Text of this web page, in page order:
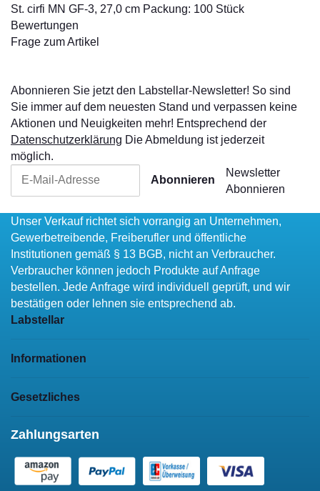
St. cirfi MN GF-3, 27,0 cm Packung: 100 Stück
Bewertungen
Frage zum Artikel
Abonnieren Sie jetzt den Labstellar-Newsletter! So sind
Sie immer auf dem neuesten Stand und verpassen keine
Aktionen und Neuigkeiten mehr! Entsprechend der
Datenschutzerklärung Die Abmeldung ist jederzeit
möglich.
Abonnieren
Newsletter
Abonnieren
Unser Verkauf richtet sich vorrangig an Unternehmen,
Gewerbetreibende, Freiberufler und öffentliche
Institutionen gemäß § 13 BGB, nicht an Verbraucher.
Verbraucher können jedoch Produkte auf Anfrage
bestellen. Jede Anfrage wird individuell geprüft, und wir
bestätigen oder lehnen sie entsprechend ab.
Labstellar
Informationen
Gesetzliches
Zahlungsarten